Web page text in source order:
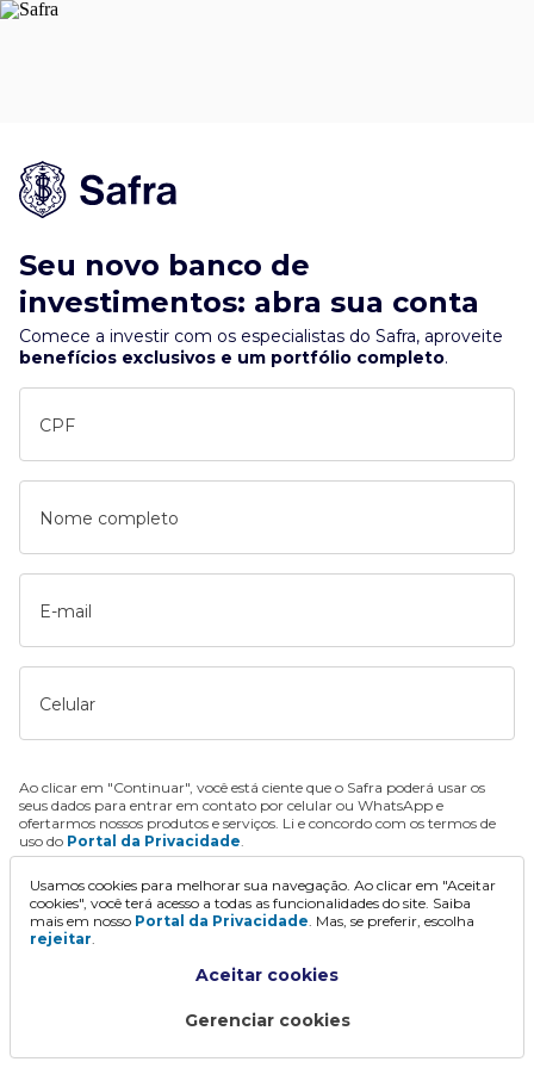
Seu novo banco de
investimentos: abra sua conta
Comece a investir com os especialistas do Safra, aproveite
benefícios exclusivos e um portfólio completo.
CPF
Nome completo
E-mail
Celular
Ao clicar em "Continuar", você está ciente que o Safra poderá usar os
seus dados para entrar em contato por celular ou WhatsApp e
ofertarmos nossos produtos e serviços. Li e concordo com os termos de
uso do Portal da Privacidade.
Continuar
Usamos cookies para melhorar sua navegação. Ao clicar em "Aceitar
cookies", você terá acesso a todas as funcionalidades do site. Saiba
mais em nosso Portal da Privacidade. Mas, se preferir, escolha
rejeitar.
Aceitar cookies
Gerenciar cookies